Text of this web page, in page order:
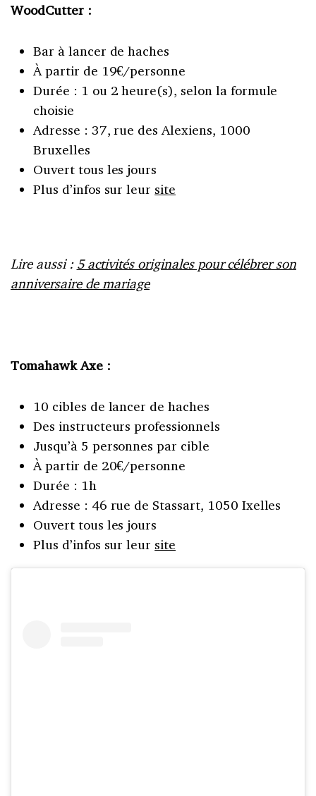
WoodCutter :
Bar à lancer de haches
À partir de 19€/personne
Durée : 1 ou 2 heure(s), selon la formule
choisie
Adresse : 37, rue des Alexiens, 1000
Bruxelles
Ouvert tous les jours
Plus d’infos sur leur site
Lire aussi : 5 activités originales pour célébrer son
anniversaire de mariage
Tomahawk Axe :
10 cibles de lancer de haches
Des instructeurs professionnels
Jusqu’à 5 personnes par cible
À partir de 20€/personne
Durée : 1h
Adresse : 46 rue de Stassart, 1050 Ixelles
Ouvert tous les jours
Plus d’infos sur leur site